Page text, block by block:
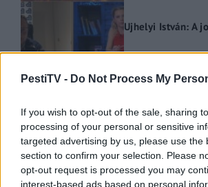
PestiTV - Do Not Process My
If you wish to opt-out of the sale, sharing
processing of your personal or sensitive
targeted advertising by us, please use the
section to confirm your selection. Please
opt-out request is processed you may
interest-based ads based on personal
Ujhelyi István: A
2021.03.10.
Ha tetszett, oszd meg!